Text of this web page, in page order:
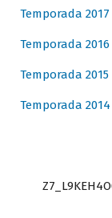
Temporada 2017
Temporada 2016
Temporada 2015
Temporada 2014